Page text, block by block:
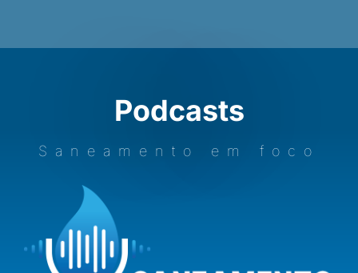
Podcasts
Saneamento em foco